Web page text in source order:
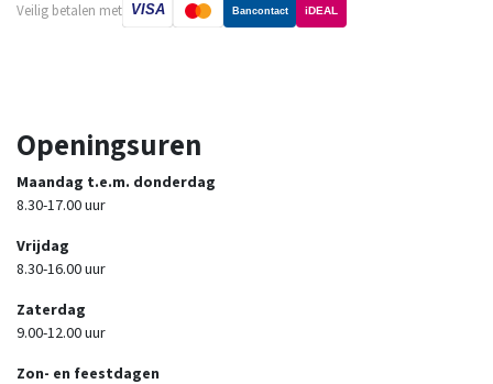
Veilig betalen met VISA Bancontact iDEAL
Openingsuren
Maandag t.e.m. donderdag
8.30-17.00 uur
Vrijdag
8.30-16.00 uur
Zaterdag
9.00-12.00 uur
Zon- en feestdagen